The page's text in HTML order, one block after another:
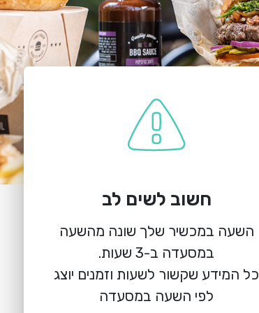
חשוב לשים לב
השעה במכשיר שלך שונה מהשעה
כל המידע שקשור לשעות וזמנים יוצג
לפי השעה במסעדה